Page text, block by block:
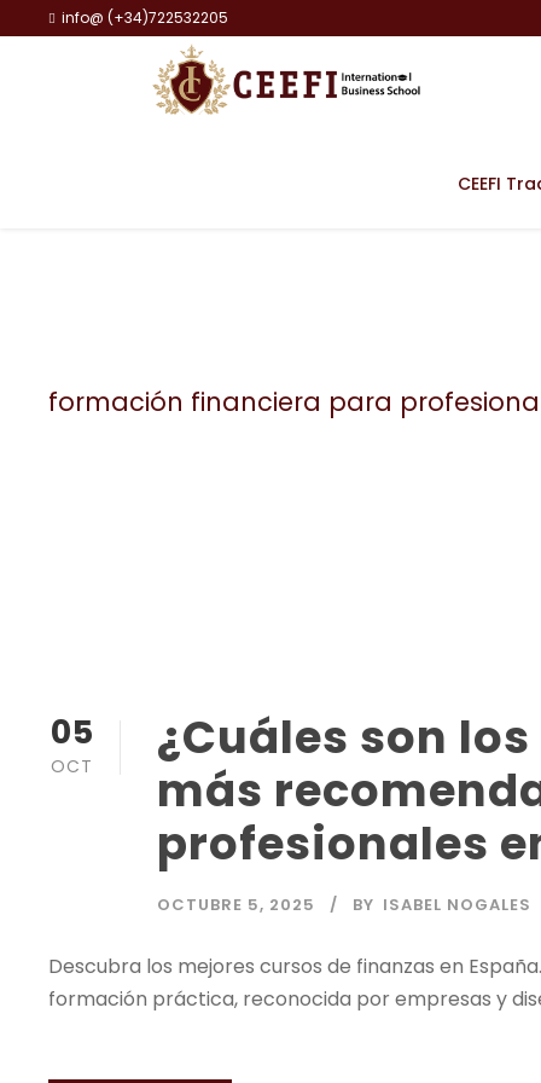
info@ (+34)722532205
CEEFI
formación financiera para
05
OCT
¿Cuáles son
más
profesionales
OCTUBRE 5, 2025 BY ISABEL NOGALES
Descubra los mejores cursos de finanzas en
formación práctica, reconocida por empresas y